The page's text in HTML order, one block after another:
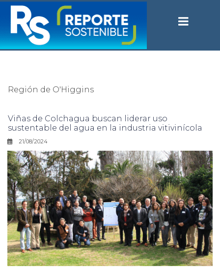
Región de O'Higgins
Viñas de Colchagua buscan liderar uso
sustentable del agua en la industria vitivinícola
21/08/2024